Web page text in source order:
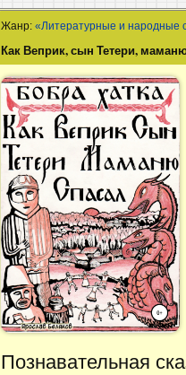
Жанр:«Литературные и народные
Как Веприк, сын Тетери,
Познавательная